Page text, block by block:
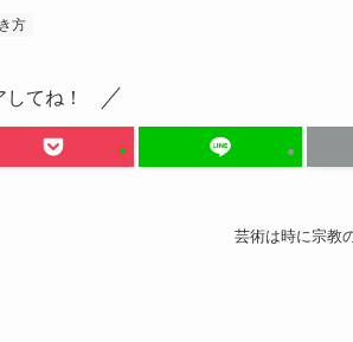
方
てね！
芸術は時に宗教